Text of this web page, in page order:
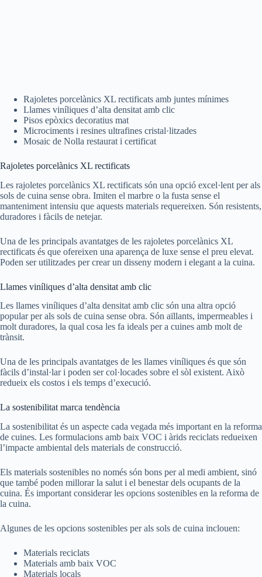
Rajoletes porcelànics XL rectificats amb juntes mínimes
Llames viníliques d’alta densitat amb clic
Pisos epòxics decoratius mat
Microciments i resines ultrafines cristal·litzades
Mosaic de Nolla restaurat i certificat
Rajoletes porcelànics XL rectificats
Les rajoletes porcelànics XL rectificats són una opció excel·lent per als
sols de cuina sense obra. Imiten el marbre o la fusta sense el
manteniment intensiu que aquests materials requereixen. Són resistents,
duradores i fàcils de netejar.
Una de les principals avantatges de les rajoletes porcelànics XL
rectificats és que ofereixen una aparença de luxe sense el preu elevat.
Poden ser utilitzades per crear un disseny modern i elegant a la cuina.
Llames viníliques d’alta densitat amb clic
Les llames viníliques d’alta densitat amb clic són una altra opció
popular per als sols de cuina sense obra. Són aïllants, impermeables i
molt duradores, la qual cosa les fa ideals per a cuines amb molt de
trànsit.
Una de les principals avantatges de les llames viníliques és que són
fàcils d’instal·lar i poden ser col·locades sobre el sòl existent. Això
redueix els costos i els temps d’execució.
La sostenibilitat marca tendència
La sostenibilitat és un aspecte cada vegada més important en la reforma
de cuines. Les formulacions amb baix VOC i àrids reciclats redueixen
l’impacte ambiental dels materials de construcció.
Els materials sostenibles no només són bons per al medi ambient, sinó
que també poden millorar la salut i el benestar dels ocupants de la
cuina. És important considerar les opcions sostenibles en la reforma de
la cuina.
Algunes de les opcions sostenibles per als sols de cuina inclouen:
Materials reciclats
Materials amb baix VOC
Materials locals